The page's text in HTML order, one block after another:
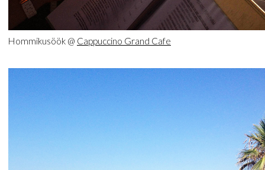
Hommikusöök @ Cappuccino Grand Cafe